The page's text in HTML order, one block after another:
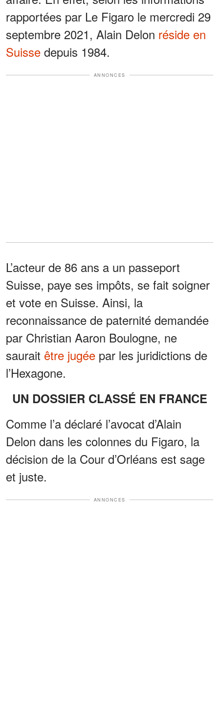
rapportées par Le Figaro le mercredi 29
septembre 2021, Alain Delon réside en
Suisse depuis 1984.
ANNONCES
L’acteur de 86 ans a un passeport
Suisse, paye ses impôts, se fait soigner
et vote en Suisse. Ainsi, la
reconnaissance de paternité demandée
par Christian Aaron Boulogne, ne
saurait être jugée par les juridictions de
l’Hexagone.
UN DOSSIER CLASSÉ EN FRANCE
Comme l’a déclaré l’avocat d’Alain
Delon dans les colonnes du Figaro, la
décision de la Cour d’Orléans est sage
et juste.
ANNONCES